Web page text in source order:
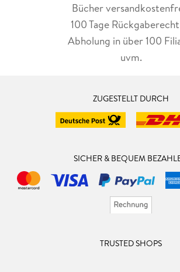
Bücher
100 Tage
Abholung in über 100
uvm.
ZUGESTELLT DURCH
SICHER & BEQUEM
TRUSTED SHOPS